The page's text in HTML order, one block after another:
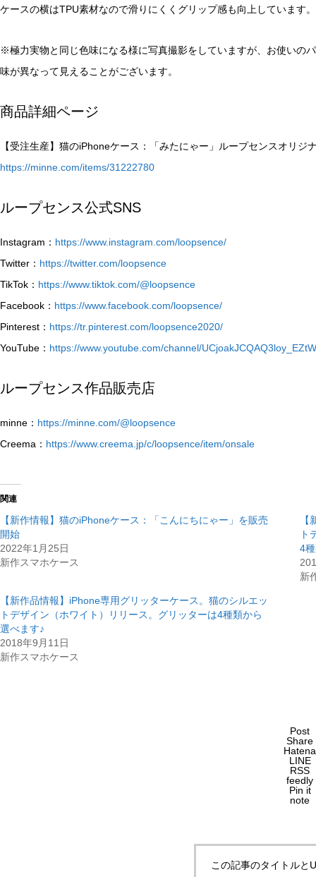
ケースの横はTPU素材なので滑りにくくグリップ感も向上しています。
※極力実物と同じ色味になる様に写真撮影をしていますが、お使いの
味が異なって見えることがございます。
商品詳細ページ
【受注生産】猫のiPhoneケース：「みたにゃー」ループセンスオリジ
https://minne.com/items/31222780
ループセンス公式SNS
Instagram： https://www.instagram.com/loopsence/
Twitter： https://twitter.com/loopsence
TikTok： https://www.tiktok.com/@loopsence
Facebook： https://www.facebook.com/loopsence/
Pinterest： https://tr.pinterest.com/loopsence2020/
YouTube： https://www.youtube.com/channel/
ループセンス作品販売店
minne： https://minne.com/@loopsence
Creema： https://www.creema.jp/c/loopsence/item/onsale
関連
【新作情報】猫のiPhoneケース：「こんにちにゃー」を販売
開始
2022年1月25日
新作スマホケース
ト
4
新
【新作品情報】iPhone専用グリッターケース。猫のシルエッ
トデザイン（ホワイト）リリース。グリッターは4種類から
選べます♪
2018年9月11日
新作スマホケース
Post
Share
Hatena
LINE
RSS
feedly
Pin it
note
この記事のタイトルと